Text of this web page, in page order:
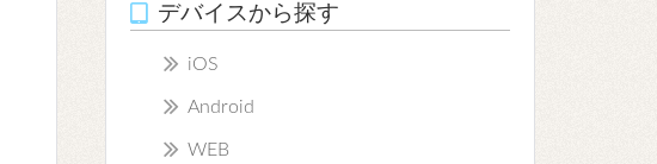
デバイスから探す
iOS
Android
WEB